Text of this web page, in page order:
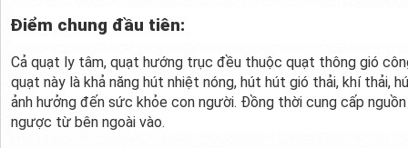
Điểm chung đầu tiên:
Cả quạt ly tâm, quạt hướng trục đều thuộc quạt thông gió
quạt này là khả năng hút nhiệt nóng, hút hút gió thải, khí thải,
ảnh hưởng đến sức khỏe con người. Đồng thời cung cấp
ngược từ bên ngoài vào.